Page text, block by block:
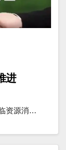
进
资源消…